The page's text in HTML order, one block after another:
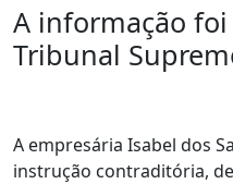
A informação
Tribunal
A empresária Isabel dos
instrução contraditória,